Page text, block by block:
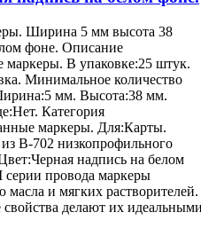
Ширина 5 мм высота 38
фоне. Описание
маркеры. В упаковке:25 штук.
Минимальное количество
мм. Высота:38 мм.
Категория
маркеры. Для:Карты.
B-702 низкопрофильного
надпись на белом
провода маркеры
масла и мягких растворителей.
делают их